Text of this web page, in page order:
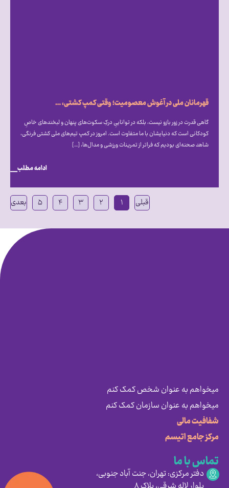
قهرمانان ملی در آغوش معصومیت؛ وقتی کمپ کشتی، میزبان دنیای متفاوت اتیسم شد
گاهی قدرت در زور بازو نیست، بلکه در تواناییِ درکِ سکوت‌های پنهان و لبخندهای خاصِ
کودکانی است که دنیایشان با ما متفاوت است. امروز در کمپ تیم‌های ملی کشتی فرنگی،
شاهد صحنه‌ای بودیم که فراتر از تمرینات ورزشی و مدال‌ها، […]
ادامه مطلب
قبلی ۱ ۲ ۳ ۴ ۵ بعدی
میخواهم به عنوان شخص کمک کنم
میخواهم به عنوان سازمان کمک کنم
شفافیت مالی
مرکز جامع اتیسم
تماس با ما
دفتر مرکزی: تهران، جنت آباد جنوبی،